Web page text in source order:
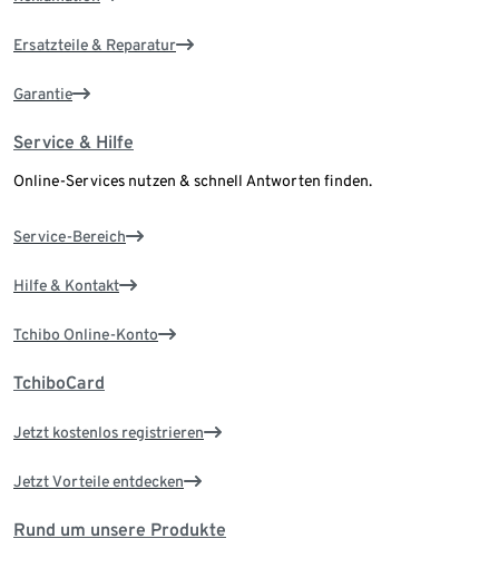
Ersatzteile & Reparatur
Garantie
Service & Hilfe
Online-Services nutzen & schnell Antworten finden.
Service-Bereich
Hilfe & Kontakt
Tchibo Online-Konto
TchiboCard
Jetzt kostenlos registrieren
Jetzt Vorteile entdecken
Rund um unsere Produkte